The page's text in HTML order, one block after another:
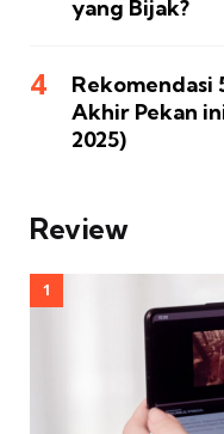
yang Bijak?
Rekomendasi
Akhir Pekan
2025)
Review